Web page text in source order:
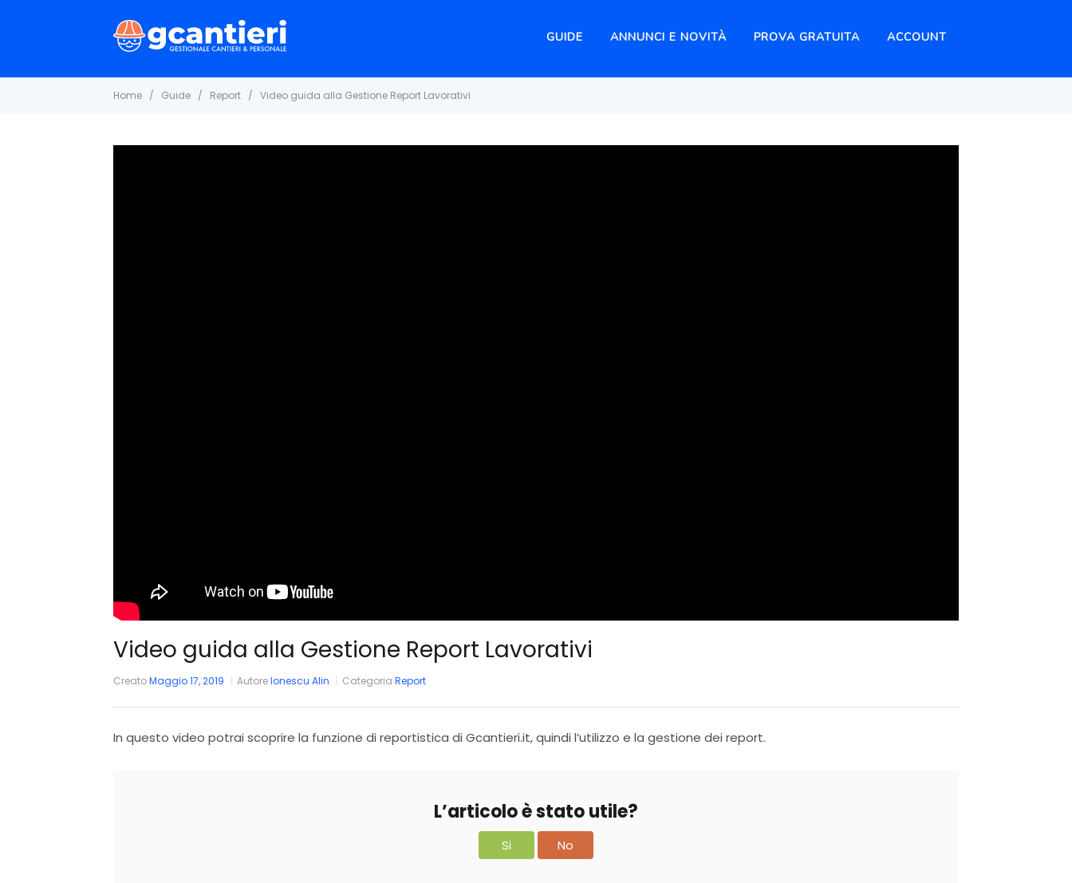
GUIDE ANNUNCI E NOVITÀ PROVA GRATUITA ACCOUNT
Home Guide Report Video guida alla Gestione Report Lavorativi
Video guida alla Gestione Report Lavorativi
CreatoMaggio 17, 2019 AutoreIonescu Alin Categoria Report
In questo video potrai scoprire la funzione di reportistica di Gcantieri.it, quindi l’utilizzo e la gestione dei report.
L’articolo è stato utile?
Si No